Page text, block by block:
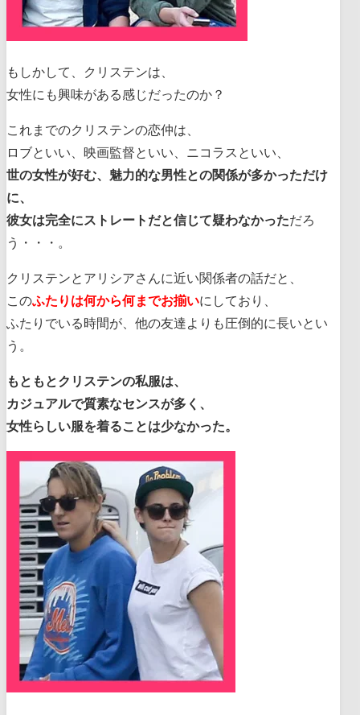
もしかして、クリステンは、
女性にも興味がある感じだったのか？
これまでのクリステンの恋仲は、
ロブといい、映画監督といい、ニコラスといい、
世の女性が好む、魅力的な男性との関係が多かっただけ
に、
彼女は完全にストレートだと信じて疑わなかっただろ
う・・・。
クリステンとアリシアさんに近い関係者の話だと、
このふたりは何から何までお揃いにしており、
ふたりでいる時間が、他の友達よりも圧倒的に長いとい
う。
もともとクリステンの私服は、
カジュアルで質素なセンスが多く、
女性らしい服を着ることは少なかった。